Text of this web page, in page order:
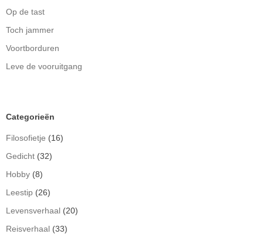
Op de tast
Toch jammer
Voortborduren
Leve de vooruitgang
Categorieën
Filosofietje (16)
Gedicht (32)
Hobby (8)
Leestip (26)
Levensverhaal (20)
Reisverhaal (33)